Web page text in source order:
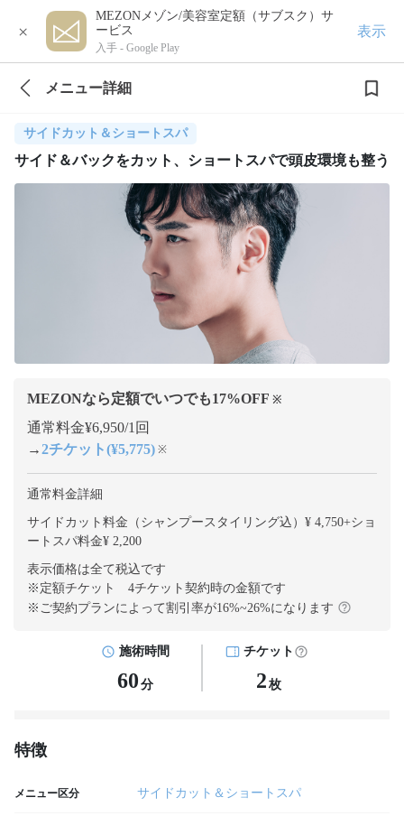
×
MEZONメゾン/美容室定額（サブスク）サ
ービス
入手 - Google Play
表示
メニュー詳細
サイドカット＆ショートスパ
サイド＆バックをカット、ショートスパで頭皮環境も整う
MEZONなら定額でいつでも17%OFF ※
通常料金¥6,950/1回
→2チケット(¥5,775) ※
通常料金詳細
サイドカット料金（シャンプースタイリング込）¥ 4,750+ショ
ートスパ料金¥ 2,200
表示価格は全て税込です
※定額チケット 4チケット契約時の金額です
※ご契約プランによって割引率が16%~26%になります
施術時間
60 分
チケット
2 枚
特徴
メニュー区分 サイドカット＆ショートスパ